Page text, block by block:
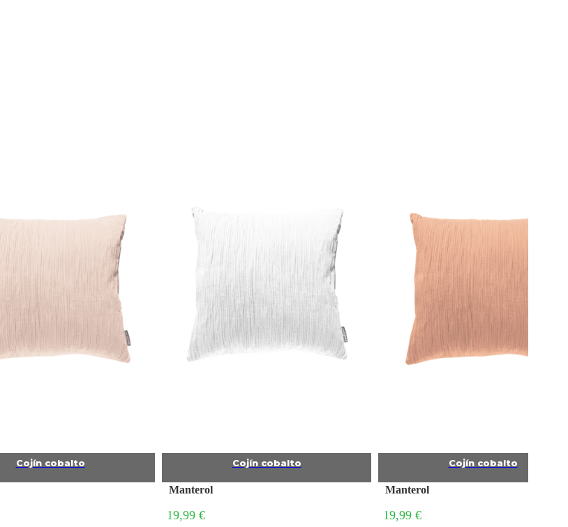
Cojín cobalto Cojín cobalto
Manterol
19,99 €
Cojín cobalto
Manterol
19,99 €